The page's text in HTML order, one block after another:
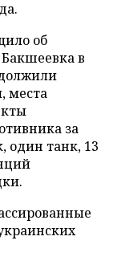
об
в
места
за
один танк, 13